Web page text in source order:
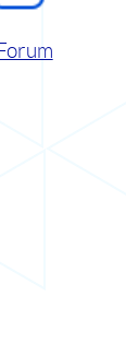
Forum